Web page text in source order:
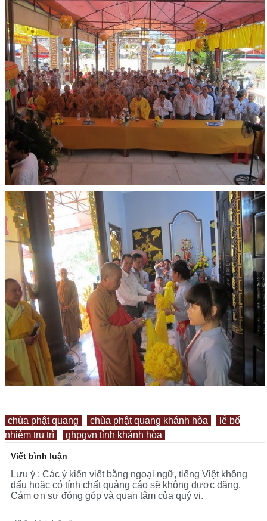
chùa phật quang chùa phật quang khánh hòa
lễ bổ
nhiệm trụ trì
ghpgvn tỉnh khánh hòa
Viết bình luận
Lưu ý : Các ý kiến viết bằng ngoại ngữ, tiếng Việt không
dấu hoặc có tính chất quảng cáo sẽ không được đăng.
Cám ơn sự đóng góp và quan tâm của quý vị.